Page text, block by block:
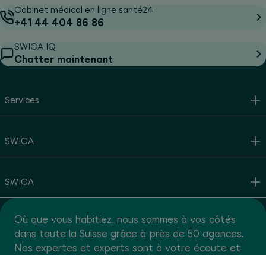
Cabinet médical en ligne santé24
+41 44 404 86 86
SWICA IQ
Chatter maintenant
Services
SWICA
SWICA
Où que vous habitiez, nous sommes à vos côtés
dans toute la Suisse grâce à près de 50 agences.
Nos expertes et experts sont à votre écoute et